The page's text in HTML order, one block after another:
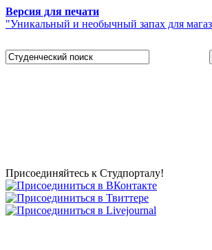
Версия для печати
"Уникальный и необычный запах для
Присоединяйтесь к Студпорталу!